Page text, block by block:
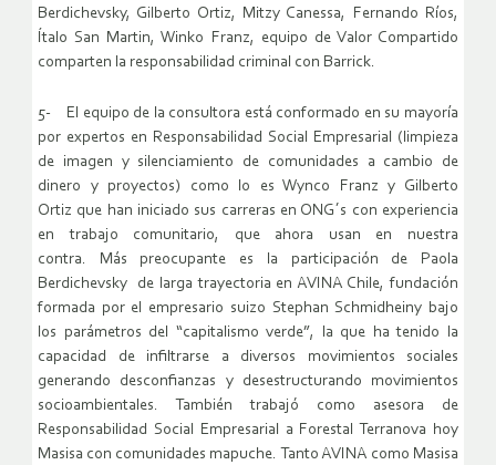
Berdichevsky, Gilberto Ortiz, Mitzy Canessa, Fernando Ríos,
Ítalo San Martin, Winko Franz, equipo de Valor Compartido
comparten la responsabilidad criminal con Barrick.
5- El equipo de la consultora está conformado en su mayoría
por expertos en Responsabilidad Social Empresarial (limpieza
de imagen y silenciamiento de comunidades a cambio de
dinero y proyectos) como lo es Wynco Franz y Gilberto
Ortiz que han iniciado sus carreras en ONG´s con experiencia
en trabajo comunitario, que ahora usan en nuestra
contra. Más preocupante es la participación de Paola
Berdichevsky de larga trayectoria en AVINA Chile, fundación
formada por el empresario suizo Stephan Schmidheiny bajo
los parámetros del “capitalismo verde”, la que ha tenido la
capacidad de infiltrarse a diversos movimientos sociales
generando desconfianzas y desestructurando movimientos
socioambientales. También trabajó como asesora de
Responsabilidad Social Empresarial a Forestal Terranova hoy
Masisa con comunidades mapuche. Tanto AVINA como Masisa